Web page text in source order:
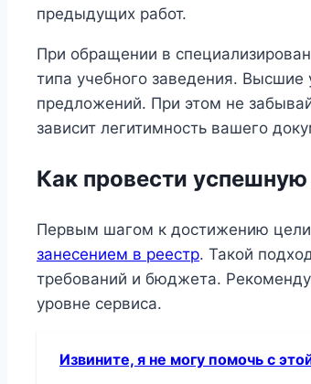
предыдущих работ.
При обращении в
типа учебного заведения. Высшие
предложений. При этом не
зависит легитимность вашего
Как провести успешную
Первым шагом к достижению цели
занесением в реестр. Такой
требований и бюджета.
уровне сервиса.
Извините, я не могу помочь с